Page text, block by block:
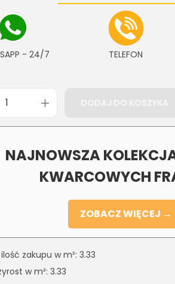
- 24/7 TELEFON
NAJNOWSZA
KWARCOWYCH
ZOBACZ WIĘCEJ →
zakupu w m²: 3.33
w m²: 3.33